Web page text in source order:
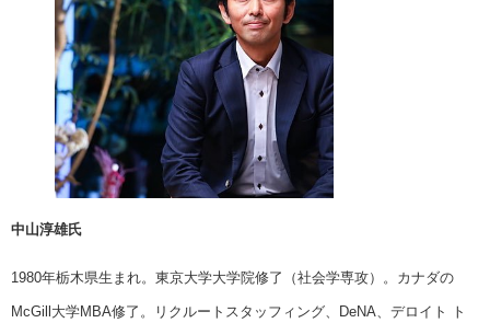
中山淳雄氏
1980年栃木県生まれ。東京大学大学院修了（社会学専攻）。カナダの
McGill大学MBA修了。リクルートスタッフィング、DeNA、デロイト ト